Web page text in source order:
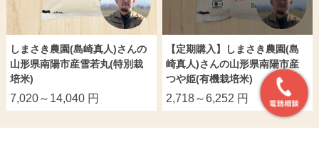
しまさき農園(島崎真人)さんの
山形県南陽市産雪若丸(特別栽
培米)
7,020～14,040 円
【定期購入】しまさき農園(島
崎真人)さんの山形県南陽市産
つや姫(有機栽培米)
2,718～6,252 円